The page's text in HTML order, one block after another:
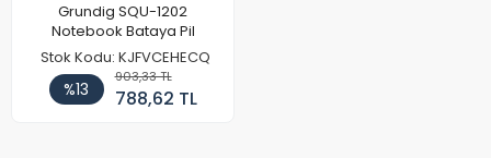
Grundig SQU-1202
Notebook Bataya Pil
Stok Kodu: KJFVCEHECQ
%13
903,33 TL
788,62 TL